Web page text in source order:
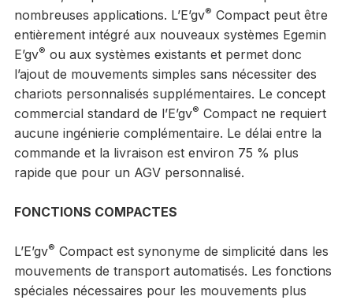
nombreuses applications. L’E’gv® Compact peut être
entièrement intégré aux nouveaux systèmes Egemin
E’gv® ou aux systèmes existants et permet donc
l’ajout de mouvements simples sans nécessiter des
chariots personnalisés supplémentaires. Le concept
commercial standard de l’E’gv® Compact ne requiert
aucune ingénierie complémentaire. Le délai entre la
commande et la livraison est environ 75 % plus
rapide que pour un AGV personnalisé.
FONCTIONS COMPACTES
L’E’gv® Compact est synonyme de simplicité dans les
mouvements de transport automatisés. Les fonctions
spéciales nécessaires pour les mouvements plus